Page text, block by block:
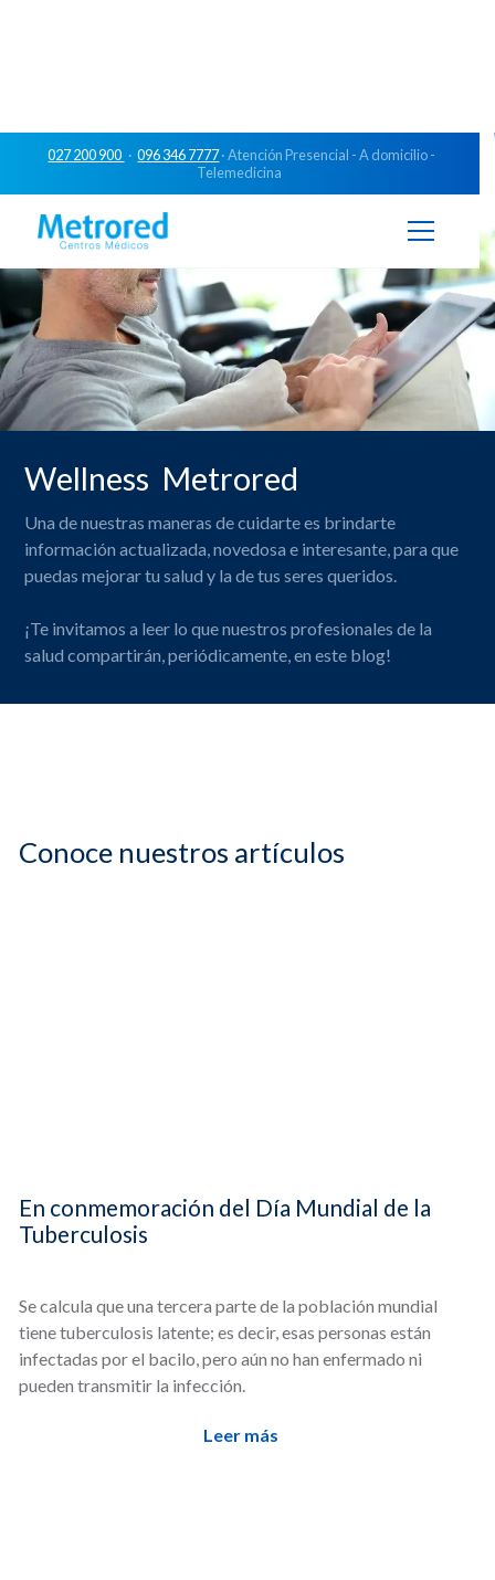
027 200 900 ·096 346 7777· Atención Presencial - A domicilio -
Telemedicina
Wellness Metrored
Una de nuestras maneras de cuidarte es brindarte
información actualizada, novedosa e interesante, para que
puedas mejorar tu salud y la de tus seres queridos.
¡Te invitamos a leer lo que nuestros profesionales de la
salud compartirán, periódicamente, en este blog!
Conoce nuestros artículos
En conmemoración del Día Mundial de la
Tuberculosis
Se calcula que una tercera parte de la población mundial
tiene tuberculosis latente; es decir, esas personas están
infectadas por el bacilo, pero aún no han enfermado ni
pueden transmitir la infección.
Leer más